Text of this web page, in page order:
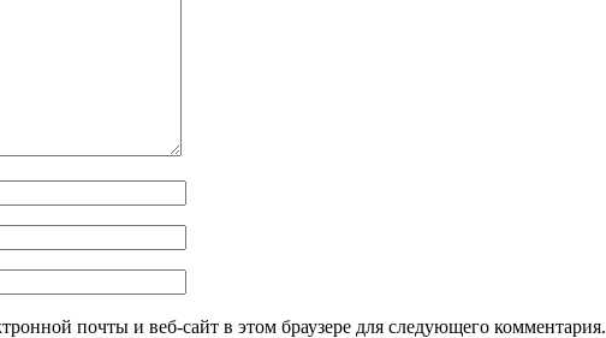
почты и веб-сайт в этом браузере для следующего комментария.